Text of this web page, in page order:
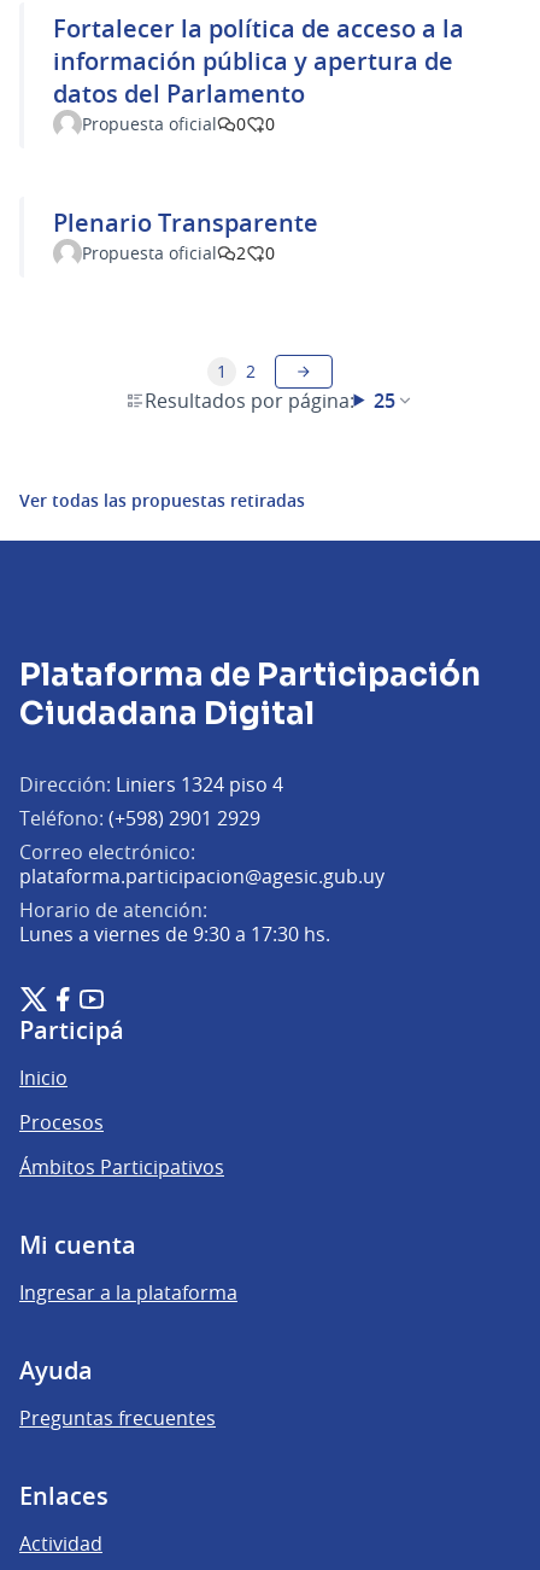
Fortalecer la política de acceso a la
información pública y apertura de
datos del Parlamento
Propuesta oficial 0 0
Plenario Transparente
Propuesta oficial 2 0
Resultados por página: 25
1 2
Ver todas las propuestas retiradas
Plataforma de Participación
Ciudadana Digital
Dirección: Liniers 1324 piso 4
Teléfono: (+598) 2901 2929
Correo electrónico:
plataforma.participacion@agesic.gub.uy(Abrir en una
Horario de atención:
Lunes a viernes de 9:30 a 17:30 hs.
Plataforma de Participación Ciudadana Digital en X
(Enlace externo)
Plataforma de Participación Ciudadana Digital en Facebook
(Enlace externo)
Plataforma de Participación Ciudadana Digital en
(Enlace externo)
Participá
Inicio
Procesos
Ámbitos Participativos
Mi cuenta
Ingresar a la plataforma
Ayuda
Preguntas frecuentes
Enlaces
Actividad